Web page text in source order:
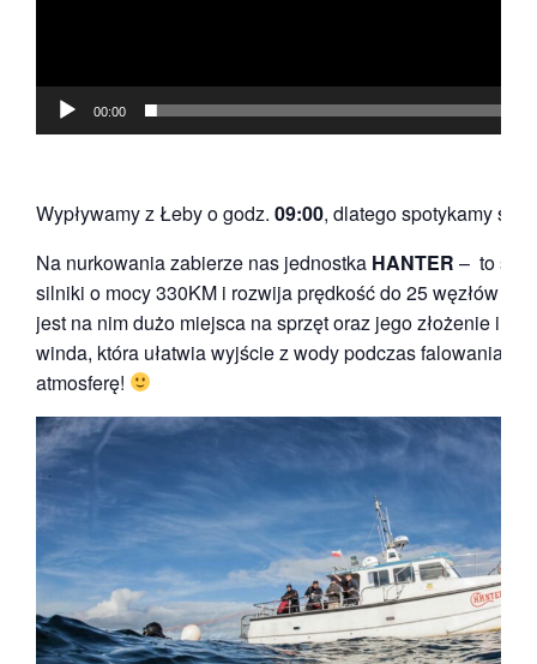
00:00
Wypływamy z Łeby o godz. 09:00, dlatego spotykamy się
Na nurkowania zabierze nas jednostka HANTER – to
silniki o mocy 330KM i rozwija prędkość do 25 węzłów
jest na nim dużo miejsca na sprzęt oraz jego złożenie i
winda, która ułatwia wyjście z wody podczas falowania.
atmosferę!